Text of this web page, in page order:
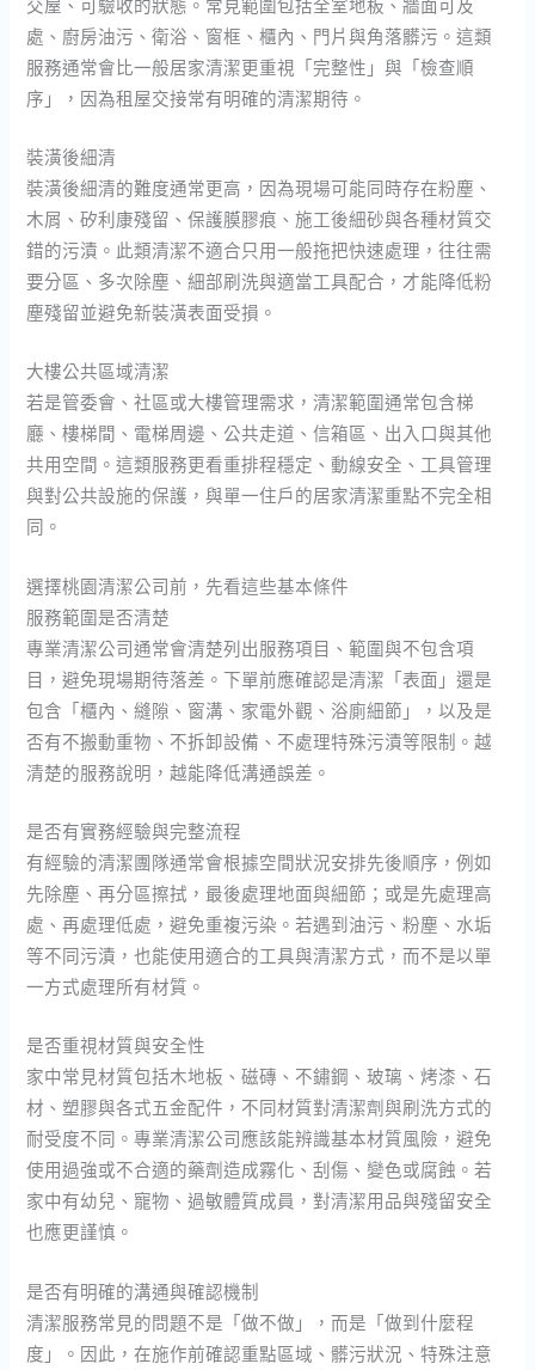
處、廚房油污、衛浴、窗框、櫃內、門片與角落髒污。這類
服務通常會比一般居家清潔更重視「完整性」與「檢查順
序」，因為租屋交接常有明確的清潔期待。
裝潢後細清
裝潢後細清的難度通常更高，因為現場可能同時存在粉塵、
木屑、矽利康殘留、保護膜膠痕、施工後細砂與各種材質交
錯的污漬。此類清潔不適合只用一般拖把快速處理，往往需
要分區、多次除塵、細部刷洗與適當工具配合，才能降低粉
塵殘留並避免新裝潢表面受損。
大樓公共區域清潔
若是管委會、社區或大樓管理需求，清潔範圍通常包含梯
廳、樓梯間、電梯周邊、公共走道、信箱區、出入口與其他
共用空間。這類服務更看重排程穩定、動線安全、工具管理
與對公共設施的保護，與單一住戶的居家清潔重點不完全相
同。
選擇桃園清潔公司前，先看這些基本條件
服務範圍是否清楚
專業清潔公司通常會清楚列出服務項目、範圍與不包含項
目，避免現場期待落差。下單前應確認是清潔「表面」還是
包含「櫃內、縫隙、窗溝、家電外觀、浴廁細節」，以及是
否有不搬動重物、不拆卸設備、不處理特殊污漬等限制。越
清楚的服務說明，越能降低溝通誤差。
是否有實務經驗與完整流程
有經驗的清潔團隊通常會根據空間狀況安排先後順序，例如
先除塵、再分區擦拭，最後處理地面與細節；或是先處理高
處、再處理低處，避免重複污染。若遇到油污、粉塵、水垢
等不同污漬，也能使用適合的工具與清潔方式，而不是以單
一方式處理所有材質。
是否重視材質與安全性
家中常見材質包括木地板、磁磚、不鏽鋼、玻璃、烤漆、石
材、塑膠與各式五金配件，不同材質對清潔劑與刷洗方式的
耐受度不同。專業清潔公司應該能辨識基本材質風險，避免
使用過強或不合適的藥劑造成霧化、刮傷、變色或腐蝕。若
家中有幼兒、寵物、過敏體質成員，對清潔用品與殘留安全
也應更謹慎。
是否有明確的溝通與確認機制
清潔服務常見的問題不是「做不做」，而是「做到什麼程
度」。因此，在施作前確認重點區域、髒污狀況、特殊注意